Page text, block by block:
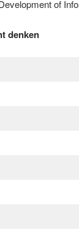
of
denken